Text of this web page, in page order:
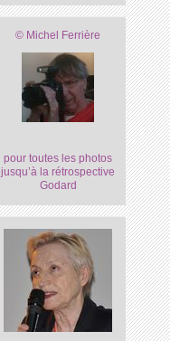
© Michel Ferrière
pour toutes les photos
jusqu’à la rétrospective
Godard